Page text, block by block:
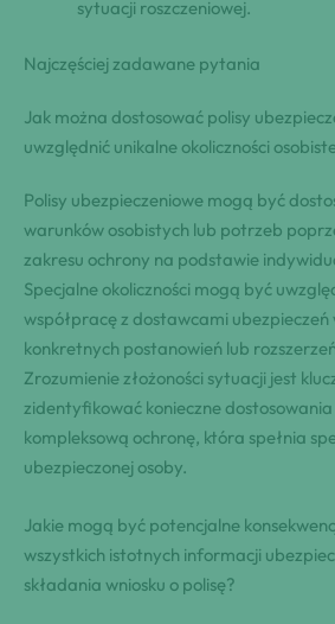
sytuacji roszczeniowej.
Najczęściej zadawane pytania
Jak można dostosować polisy
uwzględnić unikalne okoliczności
Polisy ubezpieczeniowe mogą być
warunków osobistych lub potrzeb
zakresu ochrony na podstawie
Specjalne okoliczności mogą być
współpracę z dostawcami ubezpieczeń
konkretnych postanowień lub
Zrozumienie złożoności sytuacji jest
zidentyfikować konieczne
kompleksową ochronę, która spełnia
ubezpieczonej osoby.
Jakie mogą być potencjalne
wszystkich istotnych informacji
składania wniosku o polisę?